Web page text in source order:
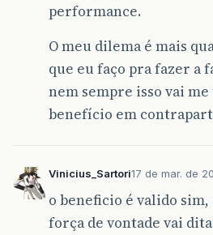
performance.
O meu dilema é mais
que eu faço pra fazer a
nem sempre isso vai
benefício em
Vinicius_Sartori17 de mar. de
o beneficio é valido sim,
força de vontade vai